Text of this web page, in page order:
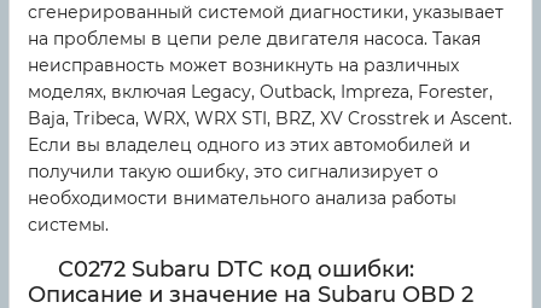
сгенерированный системой диагностики, указывает
на проблемы в цепи реле двигателя насоса. Такая
неисправность может возникнуть на различных
моделях, включая Legacy, Outback, Impreza, Forester,
Baja, Tribeca, WRX, WRX STI, BRZ, XV Crosstrek и Ascent.
Если вы владелец одного из этих автомобилей и
получили такую ошибку, это сигнализирует о
необходимости внимательного анализа работы
системы.
C0272 Subaru DTC код ошибки:
Описание и значение на Subaru OBD 2